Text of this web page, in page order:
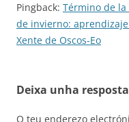
Pingback: Término de la
de invierno:
Xente de Oscos-Eo
Deixa unha resposta
O teu enderezo